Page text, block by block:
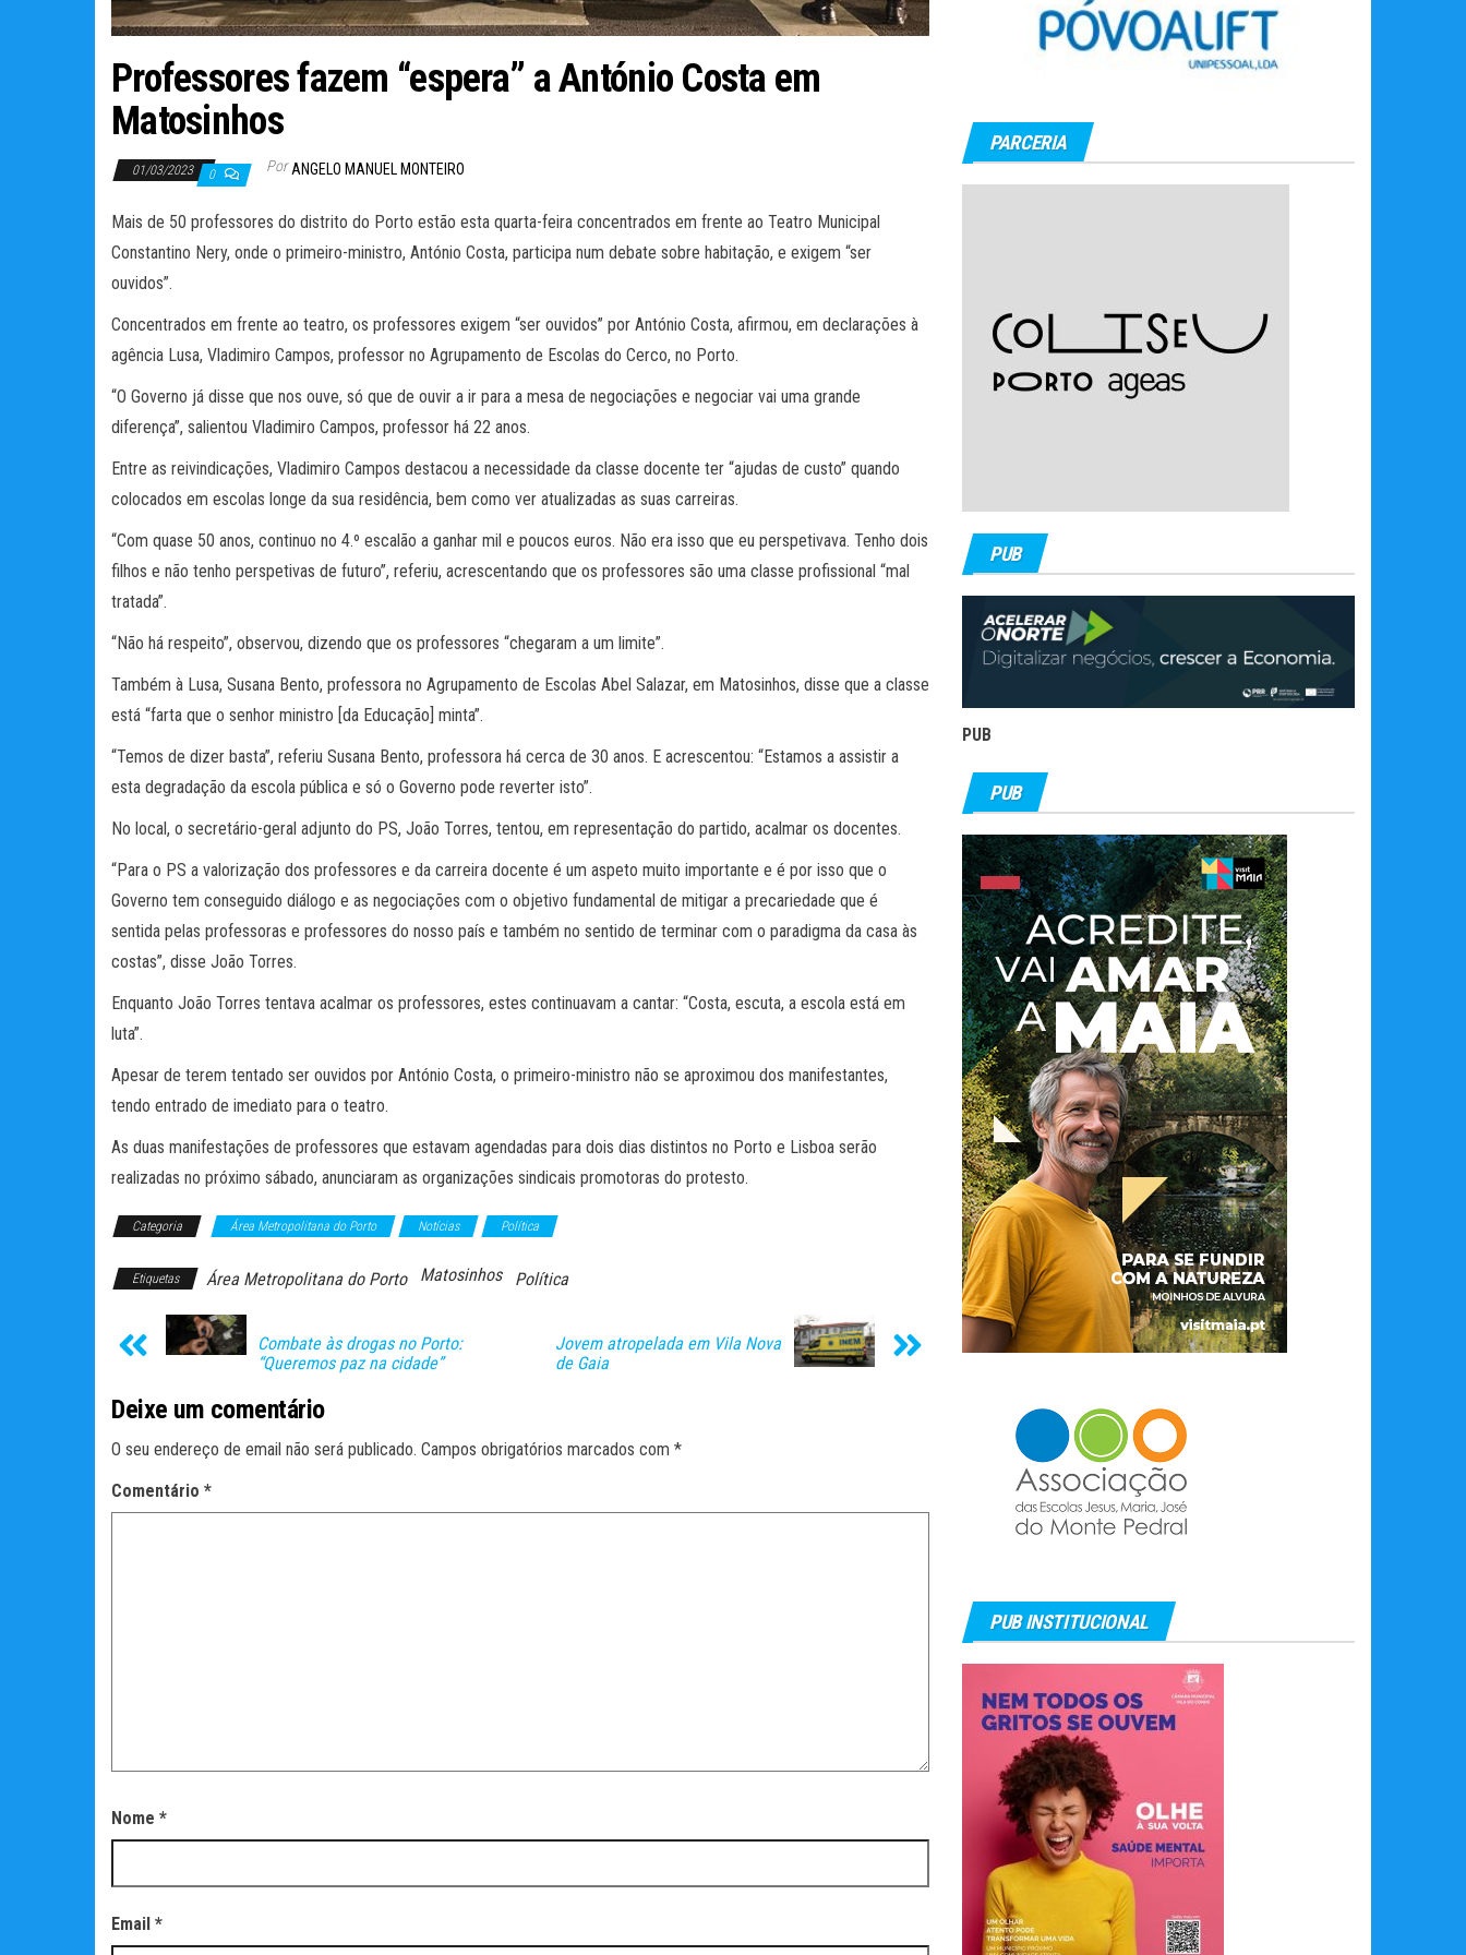
Professores fazem “espera” a António Costa em
Matosinhos
01/03/2023 0 Por ANGELO MANUEL MONTEIRO
Mais de 50 professores do distrito do Porto estão esta quarta-feira concentrados em frente ao Teatro Municipal
Constantino Nery, onde o primeiro-ministro, António Costa, participa num debate sobre habitação, e exigem “ser
ouvidos”.
Concentrados em frente ao teatro, os professores exigem “ser ouvidos” por António Costa, afirmou, em declarações à
agência Lusa, Vladimiro Campos, professor no Agrupamento de Escolas do Cerco, no Porto.
“O Governo já disse que nos ouve, só que de ouvir a ir para a mesa de negociações e negociar vai uma grande
diferença”, salientou Vladimiro Campos, professor há 22 anos.
Entre as reivindicações, Vladimiro Campos destacou a necessidade da classe docente ter “ajudas de custo” quando
colocados em escolas longe da sua residência, bem como ver atualizadas as suas carreiras.
“Com quase 50 anos, continuo no 4.º escalão a ganhar mil e poucos euros. Não era isso que eu perspetivava. Tenho dois
filhos e não tenho perspetivas de futuro”, referiu, acrescentando que os professores são uma classe profissional “mal
tratada”.
“Não há respeito”, observou, dizendo que os professores “chegaram a um limite”.
Também à Lusa, Susana Bento, professora no Agrupamento de Escolas Abel Salazar, em Matosinhos, disse que a classe
está “farta que o senhor ministro [da Educação] minta”.
“Temos de dizer basta”, referiu Susana Bento, professora há cerca de 30 anos. E acrescentou: “Estamos a assistir a
esta degradação da escola pública e só o Governo pode reverter isto”.
No local, o secretário-geral adjunto do PS, João Torres, tentou, em representação do partido, acalmar os docentes.
“Para o PS a valorização dos professores e da carreira docente é um aspeto muito importante e é por isso que o
Governo tem conseguido diálogo e as negociações com o objetivo fundamental de mitigar a precariedade que é
sentida pelas professoras e professores do nosso país e também no sentido de terminar com o paradigma da casa às
costas”, disse João Torres.
Enquanto João Torres tentava acalmar os professores, estes continuavam a cantar: “Costa, escuta, a escola está em
luta”.
Apesar de terem tentado ser ouvidos por António Costa, o primeiro-ministro não se aproximou dos manifestantes,
tendo entrado de imediato para o teatro.
As duas manifestações de professores que estavam agendadas para dois dias distintos no Porto e Lisboa serão
realizadas no próximo sábado, anunciaram as organizações sindicais promotoras do protesto.
Categoria Área Metropolitana do Porto Notícias Política
Etiquetas Área Metropolitana do Porto Matosinhos Política
Combate às drogas no Porto:
“Queremos paz na cidade”
Jovem atropelada em Vila Nova
de Gaia
Deixe um comentário
O seu endereço de email não será publicado. Campos obrigatórios marcados com *
Comentário *
Nome *
Email *
PARCERIA
PUB
PUB
PUB
PUB INSTITUCIONAL